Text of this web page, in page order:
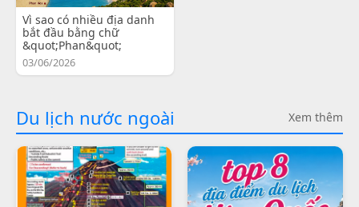
Vì sao có nhiều địa danh
bắt đầu bằng chữ
&quot;Phan&quot;
03/06/2026
Du lịch nước ngoài Xem thêm